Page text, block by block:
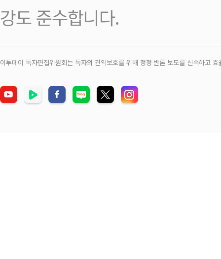
강도 준수합니다.
이투데이 독자편집위원회는 독자의 권익보호를 위해 정정‧반론 보도를 신속하고